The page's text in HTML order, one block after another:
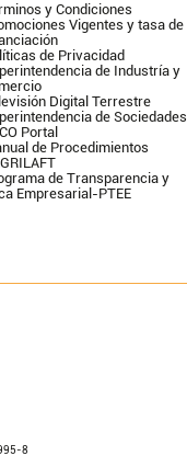
y Condiciones
Vigentes y tasa de
de Privacidad
de Industría y
Digital Terrestre
de Sociedades
Portal
de Procedimientos
de Transparencia y
Empresarial-PTEE
8